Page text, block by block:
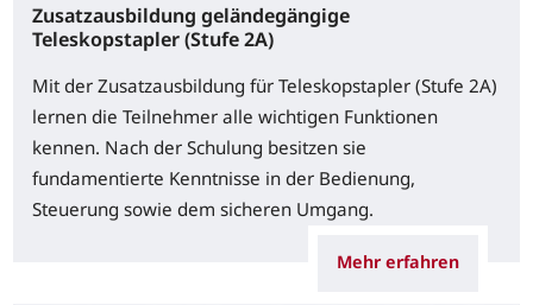
Zusatzausbildung geländegängige
Teleskopstapler (Stufe 2A)
Mit der Zusatzausbildung für Teleskopstapler (Stufe 2A)
lernen die Teilnehmer alle wichtigen Funktionen
kennen. Nach der Schulung besitzen sie
fundamentierte Kenntnisse in der Bedienung,
Steuerung sowie dem sicheren Umgang.
Mehr erfahren